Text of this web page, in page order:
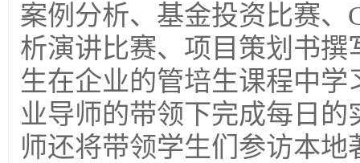
案例分析、基金投资比赛、
析演讲比赛、项目策划书
生在企业的管培生课程中
业导师的带领下完成每日
师还将带领学生们参访本